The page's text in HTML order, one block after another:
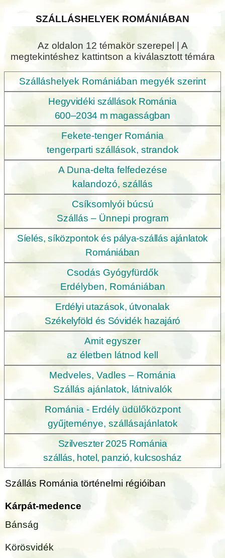
SZÁLLÁSHELYEK ROMÁNIÁBAN
Az oldalon 12 témakör szerepel | A
megtekintéshez kattintson a kiválasztott témára
Szálláshelyek Romániában megyék szerint
Hegyvidéki szállások Románia
600–2034 m magasságban
Fekete-tenger Románia
tengerparti szállások, strandok
A Duna-delta felfedezése
kalandozó, szállás
Csíksomlyói búcsú
Szállás – Ünnepi program
Síelés, síközpontok és pálya-szállás ajánlatok
Romániában
Csodás Gyógyfürdők
Erdélyben, Romániában
Erdélyi utazások, útvonalak
Székelyföld és Sóvidék hazajáró
Amit egyszer
az életben látnod kell
Medveles, Vadles – Románia
Szállás ajánlatok, látnivalók
Románia - Erdély üdülőközpont
gyűjteménye, szállásajánlatok
Szilveszter 2025 Románia
szállás, hotel, panzió, kulcsosház
Szállás Románia történelmi régióiban
Kárpát-medence
Bánság
Körösvidék